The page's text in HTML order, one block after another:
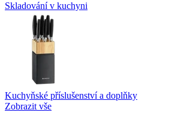
Skladování v kuchyni
Kuchyňské příslušenství a doplňky
Zobrazit vše